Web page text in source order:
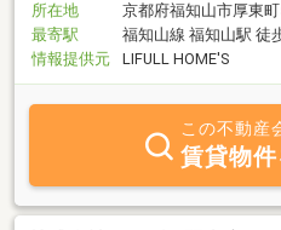
所在地
京都府福知山市厚東
最寄駅
福知山線 福知山駅 徒
情報提供元
LIFULL HOME'S
この不動産
賃貸物